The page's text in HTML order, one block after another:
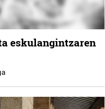
eskulangintzaren